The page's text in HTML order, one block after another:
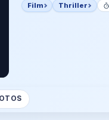
Film Thriller